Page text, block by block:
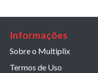
Informações
Sobre o Multiplix
Termos de Uso